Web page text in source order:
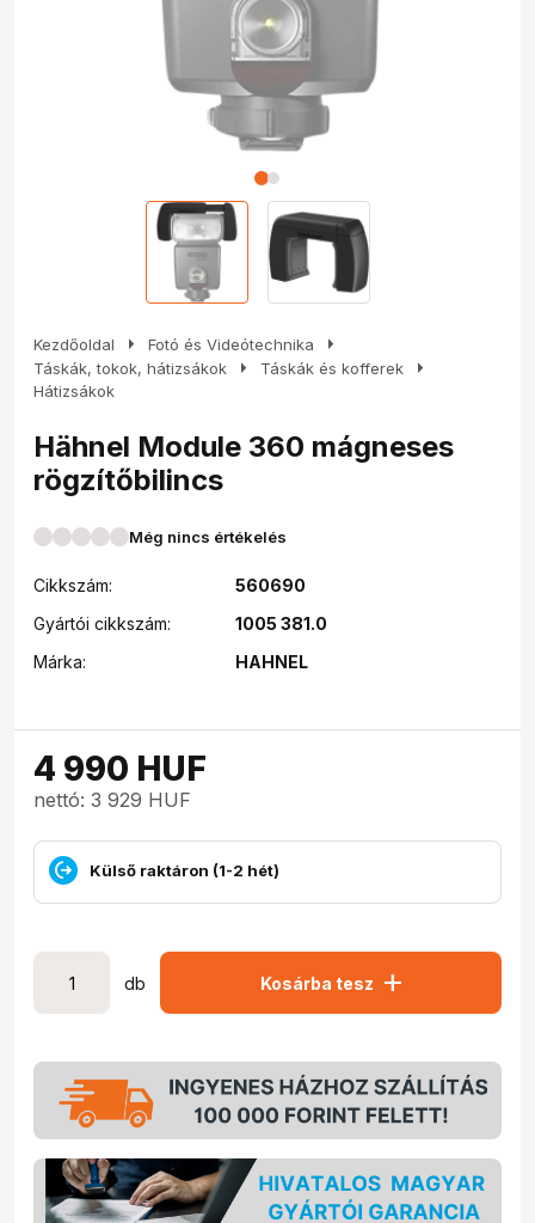
Kezdőoldal arrow_right Fotó és Videótechnika arrow_right
Táskák, tokok, hátizsákok arrow_right Táskák és kofferek arrow_right
Hátizsákok
Hähnel Module 360 mágneses
rögzítőbilincs
Még nincs értékelés
Cikkszám:
560690
Gyártói cikkszám:
1005 381.0
Márka:
HAHNEL
4 990 HUF
nettó: 3 929 HUF
Külső raktáron (1-2 hét)
db Kosárba tesz add